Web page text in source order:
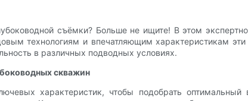
съёмки? Больше не ищите! В этом
технологиям и впечатляющим характеристикам
в различных подводных условиях.
скважин
характеристик, чтобы подобрать оптимальный